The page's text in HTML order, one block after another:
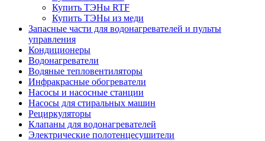
Купить ТЭНы RTF
Купить ТЭНы из меди
Запасные части для водонагревателей и пульты
управления
Кондиционеры
Водонагреватели
Водяные тепловентиляторы
Инфракрасные обогреватели
Насосы и насосные станции
Насосы для стиральных машин
Рециркуляторы
Клапаны для водонагревателей
Электрические полотенцесушители